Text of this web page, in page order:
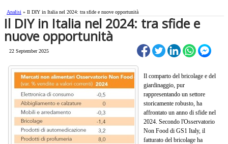
Analisi » Il DIY in Italia nel 2024: tra sfide e nuove opportunità
Il DIY in Italia nel 2024: tra sfide e
nuove opportunità
22 September 2025
Il comparto del bricolage e del
giardinaggio, pur
rappresentando un settore
storicamente robusto, ha
affrontato un anno di sfide nel
2024. Secondo l'Osservatorio
Non Food di GS1 Italy, il
fatturato del bricolage ha